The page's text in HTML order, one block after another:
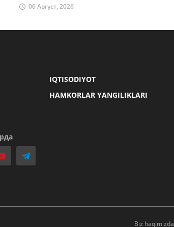
06 Август, 2026
IQTISODIYOT
HAMKORLAR YANGILIKLARI
Biz haqimizda